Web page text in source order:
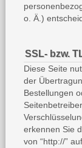
o. Ä.)
SSL- bzw.
Diese Seite
der
Bestellungen
erkennen Sie
von “http://”